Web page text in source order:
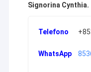
Signorina Cynthia.
Telefono
WhatsApp